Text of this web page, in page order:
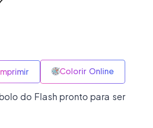
Colorir Online
do Flash pronto para ser